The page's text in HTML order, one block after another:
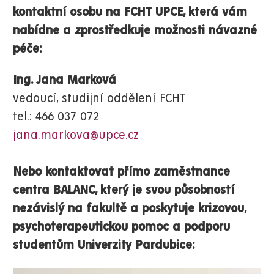
kontaktní osobu na FCHT UPCE, která vám
nabídne a zprostředkuje možnosti návazné
péče:
Ing. Jana Marková
vedoucí, studijní oddělení FCHT
tel.: 466 037 072
jana.markova@upce.cz
Nebo kontaktovat přímo zaměstnance
centra BALANC, který je svou působností
nezávislý na fakultě a poskytuje krizovou,
psychoterapeutickou pomoc a podporu
studentům Univerzity Pardubice: